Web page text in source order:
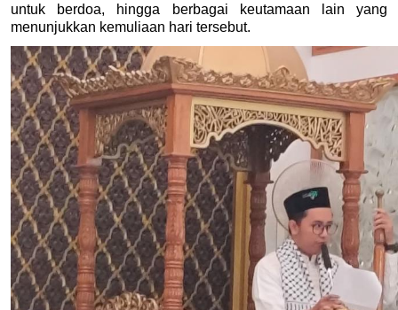
untuk berdoa, hingga berbagai keutamaan lain yang
menunjukkan kemuliaan hari tersebut.